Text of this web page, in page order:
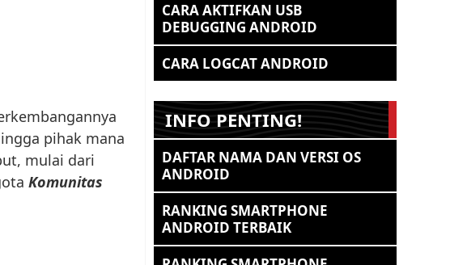
pihak mana
mulai dari
Komunitas
CARA AKTIFKAN USB
DEBUGGING ANDROID
CARA LOGCAT ANDROID
INFO PENTING!
DAFTAR NAMA DAN VERSI OS
ANDROID
RANKING SMARTPHONE
ANDROID TERBAIK